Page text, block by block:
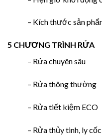
– Kích thước sản
5 CHƯƠNG TRÌNH RỬA
– Rửa chuyên sâu
– Rửa thông thường
– Rửa tiết kiệm ECO
– Rửa thủy tinh, ly cốc